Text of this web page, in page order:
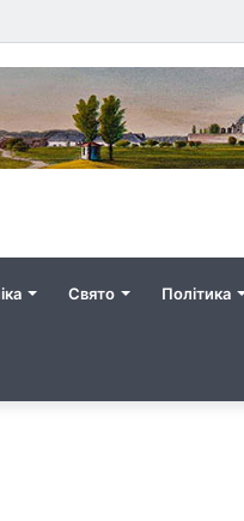
Свято Політика